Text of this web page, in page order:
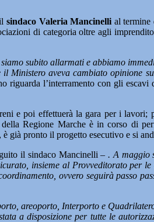
sindaco Valeria Mancinelli al termine
di categoria oltre agli
subito allarmati e abbiamo
Ministero aveva cambiato opinione
l’interramento con gli
e poi effettuerà la gara per i lavori;
Regione Marche è in corso di
pronto il progetto esecutivo e si
il sindaco Mancinelli – . A maggio
insieme al Provveditorato per
ovvero seguirà passo
areoporto, Interporto e
a disposizione per tutte le